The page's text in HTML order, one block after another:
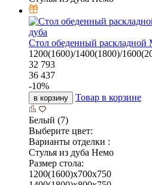
Стол обеденный раскладной
1200(1600)/1400(1800)/
32 793
36 437
-10%
в корзину Товар в корзине
Белый (7)
Выберите цвет:
Варианты отделки :
Стулья из дуба Немо
Размер стола:
1200(1600)х700х750